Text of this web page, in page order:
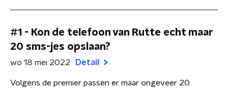
#1 - Kon de telefoon van Rutte echt maar
20 sms-jes opslaan?
wo 18 mei 2022 Detail
Volgens de premier passen er maar ongeveer 20